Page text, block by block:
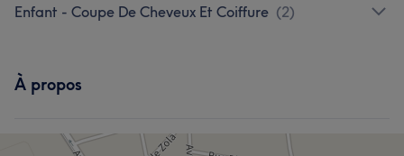
Enfant - Coupe De Cheveux Et Coiffure (2)
À propos